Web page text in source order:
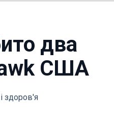
два
США
здоров'я